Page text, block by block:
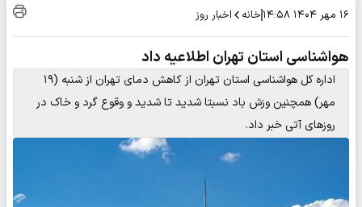
۱۶ مهر ۱۴۰۴ ۱۴:۵۸ خانه اخبار روز
هواشناسی استان تهران اطلاعیه داد
اداره کل هواشناسی استان تهران از کاهش دمای تهران از شنبه (۱۹
مهر) همچنین وزش باد نسبتا شدید تا شدید و وقوع گرد و خاک در
روزهای آتی خبر داد.